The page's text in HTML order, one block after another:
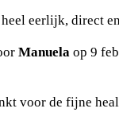
heel eerlijk, direct
Manuela op 9
voor de fijne